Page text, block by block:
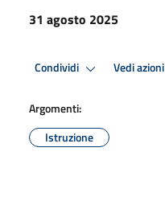
31 agosto 2025
Condividi Vedi azioni
Argomenti:
Istruzione